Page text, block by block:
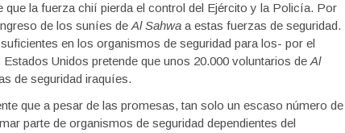
que la fuerza chií pierda el control del Ejército y la Policía. Por
de los suníes de Al Sahwa a estas fuerzas de seguridad.
en los organismos de seguridad para los- por el
Estados Unidos pretende que unos 20.000 voluntarios de Al
de seguridad iraquíes.
que a pesar de las promesas, tan solo un escaso número de
parte de organismos de seguridad dependientes del